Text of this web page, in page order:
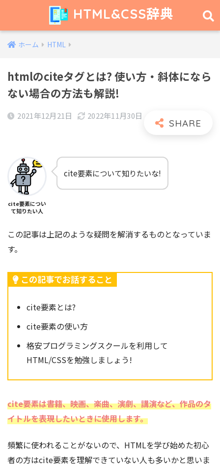
HTML&CSS辞典
ホーム HTML
htmlのciteタグとは? 使い方・斜体になら
ない場合の方法も解説!
2021年12月21日 2022年11月30日
cite要素につい
て知りたい人
cite要素について知りたいな!
この記事は上記のような疑問を解消するものとなっていま
す。
この記事でお話すること
cite要素とは?
cite要素の使い方
格安プログラミングスクールを利用して
HTML/CSSを勉強しましょう!
cite要素は書籍、映画、楽曲、演劇、講演など、作品のタ
イトルを表現したいときに使用します。
頻繁に使われることがないので、HTMLを学び始めた初心
者の方はcite要素を理解できていない人も多いかと思いま